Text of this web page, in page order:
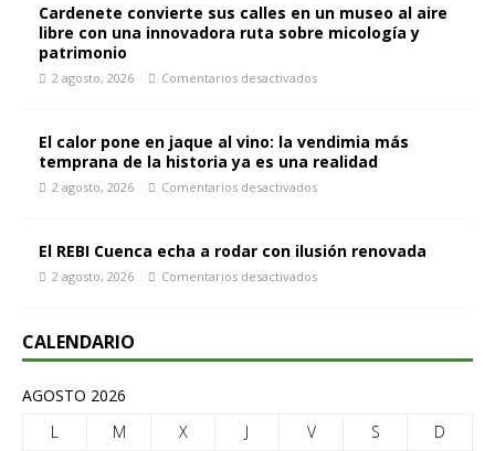
Cardenete convierte sus calles en un museo al aire
libre con una innovadora ruta sobre micología y
patrimonio
2 agosto, 2026 Comentarios desactivados
El calor pone en jaque al vino: la vendimia más
temprana de la historia ya es una realidad
2 agosto, 2026 Comentarios desactivados
El REBI Cuenca echa a rodar con ilusión renovada
2 agosto, 2026 Comentarios desactivados
CALENDARIO
AGOSTO 2026
L
M X J V S
D